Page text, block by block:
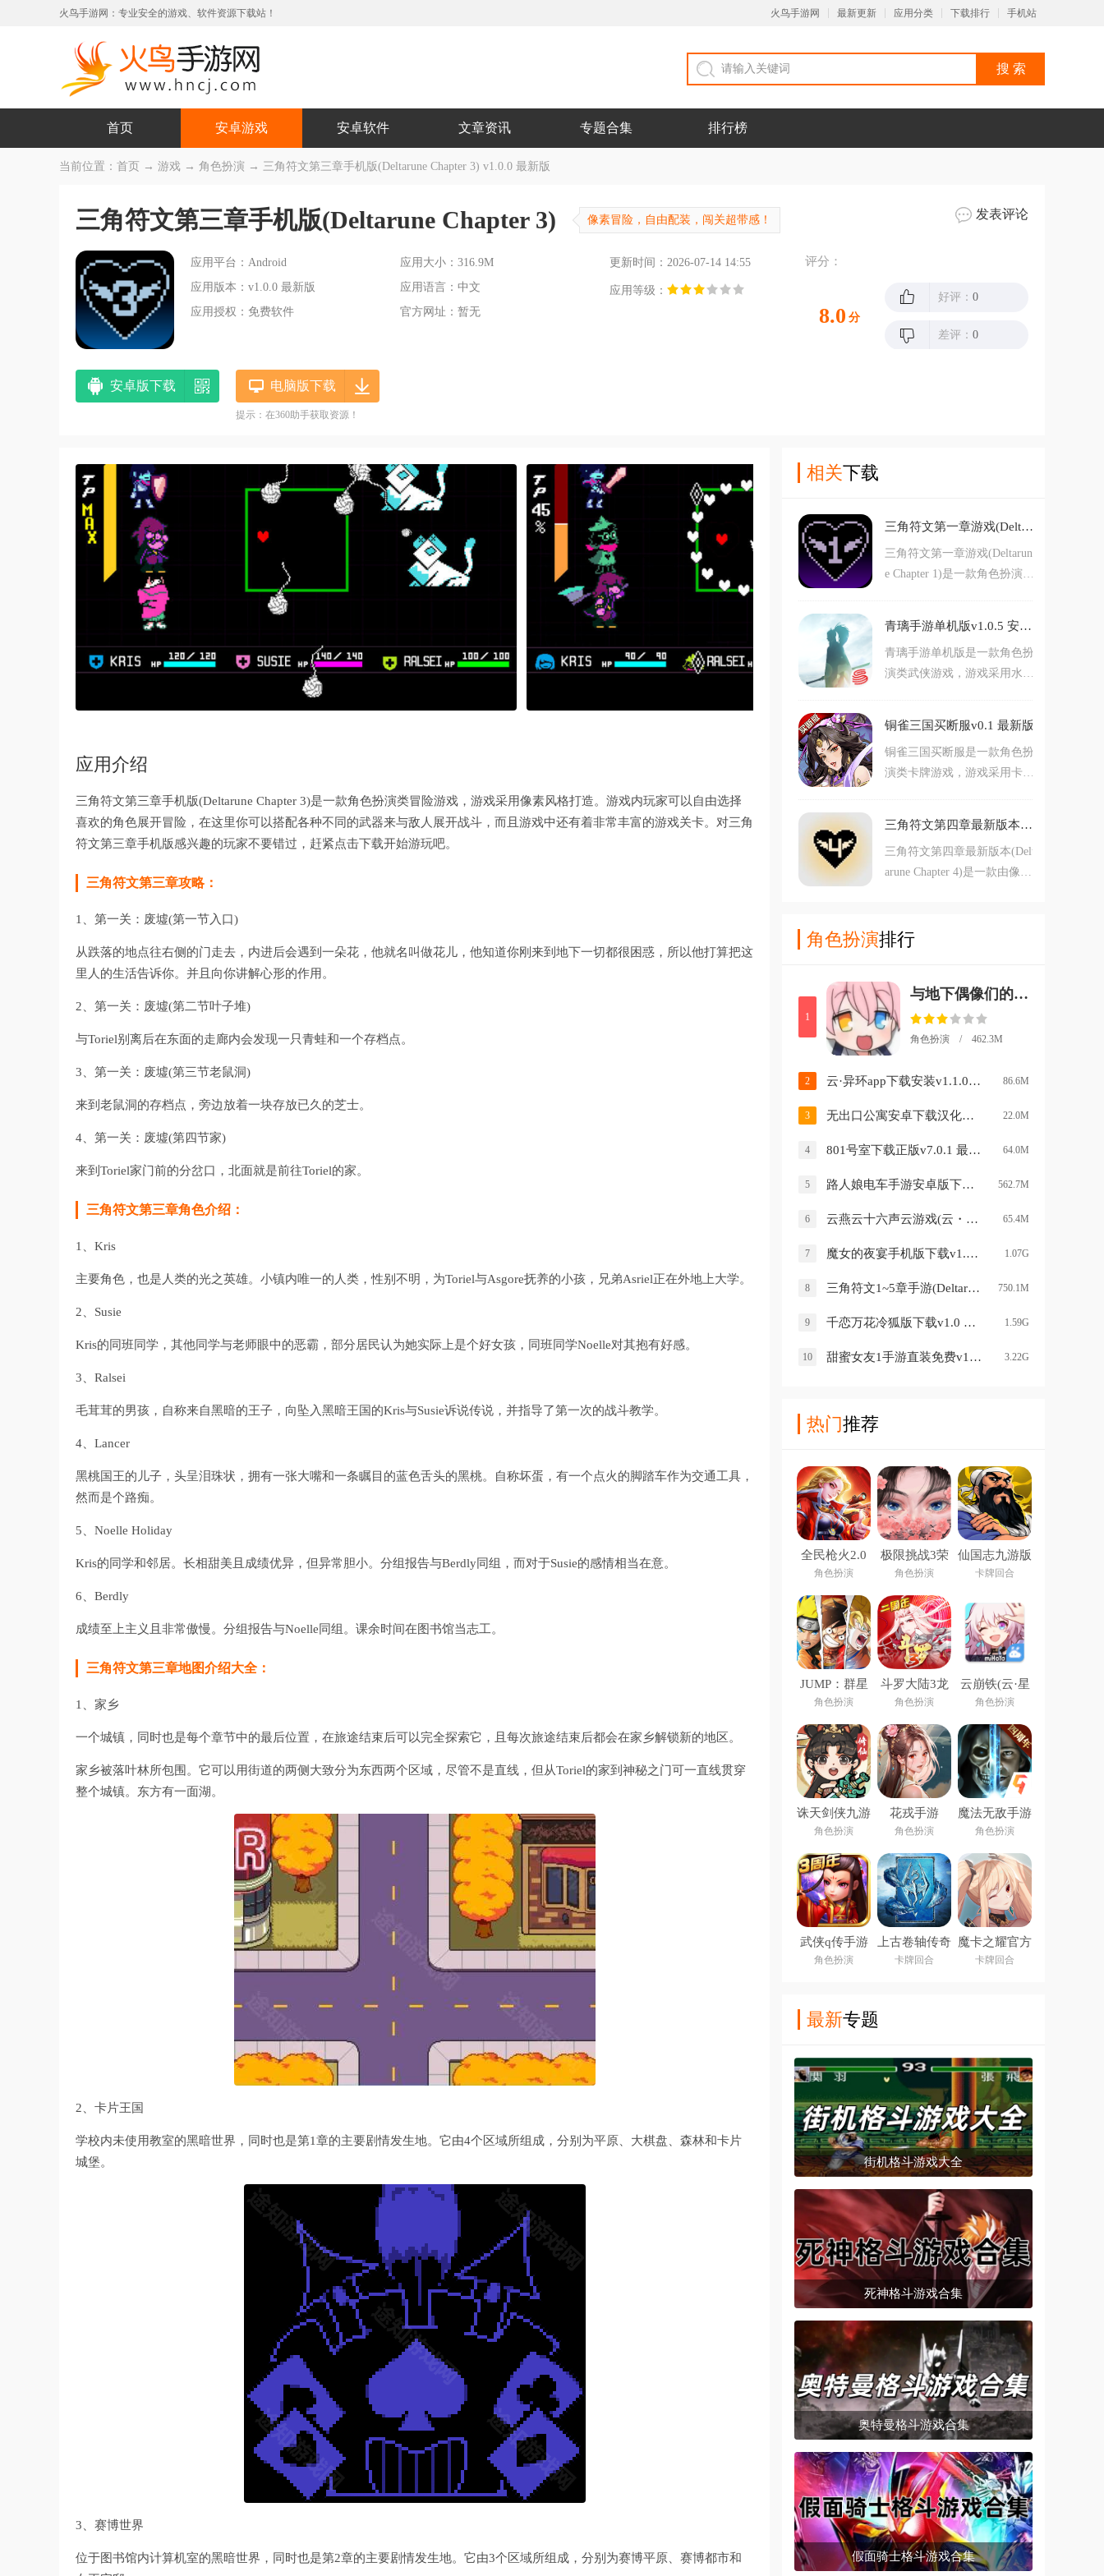
火鸟手游网：专业安全的游戏、软件资源下载站！ 火鸟手游网 最新更新 应用分类 下载排行 手机站
首页 安卓游戏 安卓软件 文章资讯 专题合集 排行榜
当前位置： 首页 → 游戏 → 角色扮演 → 三角符文第三章手机版(Deltarune Chapter 3) v1.0.0 最新版
三角符文第三章手机版(Deltarune Chapter 3) 像素冒险，自由配装，闯关超带感！ 发表评论
应用平台：Android 应用大小：316.9M
更新时间：2026-07-14 14:55
应用版本：v1.0.0 最新版
应用语言：中文
应用等级：
应用授权：免费软件
官方网址：暂无
评分：
8.0 分
好评： 0
差评： 0
安卓版下载 电脑版下载
提示：在360助手获取资源！
应用介绍
三角符文第三章手机版(Deltarune Chapter 3)是一款角色扮演类冒险游戏，游戏采用像素风格打造。游戏内玩家可以自由选择
喜欢的角色展开冒险，在这里你可以搭配各种不同的武器来与敌人展开战斗，而且游戏中还有着非常丰富的游戏关卡。对三角
符文第三章手机版感兴趣的玩家不要错过，赶紧点击下载开始游玩吧。
三角符文第三章攻略：
1、第一关：废墟(第一节入口)
从跌落的地点往右侧的门走去，内进后会遇到一朵花，他就名叫做花儿，他知道你刚来到地下一切都很困惑，所以他打算把这
里人的生活告诉你。并且向你讲解心形的作用。
2、第一关：废墟(第二节叶子堆)
与Toriel别离后在东面的走廊内会发现一只青蛙和一个存档点。
3、第一关：废墟(第三节老鼠洞)
来到老鼠洞的存档点，旁边放着一块存放已久的芝士。
4、第一关：废墟(第四节家)
来到Toriel家门前的分岔口，北面就是前往Toriel的家。
三角符文第三章角色介绍：
1、Kris
主要角色，也是人类的光之英雄。小镇内唯一的人类，性别不明，为Toriel与Asgore抚养的小孩，兄弟Asriel正在外地上大学。
2、Susie
Kris的同班同学，其他同学与老师眼中的恶霸，部分居民认为她实际上是个好女孩，同班同学Noelle对其抱有好感。
3、Ralsei
毛茸茸的男孩，自称来自黑暗的王子，向坠入黑暗王国的Kris与Susie诉说传说，并指导了第一次的战斗教学。
4、Lancer
黑桃国王的儿子，头呈泪珠状，拥有一张大嘴和一条瞩目的蓝色舌头的黑桃。自称坏蛋，有一个点火的脚踏车作为交通工具，
然而是个路痴。
5、Noelle Holiday
Kris的同学和邻居。长相甜美且成绩优异，但异常胆小。分组报告与Berdly同组，而对于Susie的感情相当在意。
6、Berdly
成绩至上主义且非常傲慢。分组报告与Noelle同组。课余时间在图书馆当志工。
三角符文第三章地图介绍大全：
1、家乡
一个城镇，同时也是每个章节中的最后位置，在旅途结束后可以完全探索它，且每次旅途结束后都会在家乡解锁新的地区。
家乡被落叶林所包围。它可以用街道的两侧大致分为东西两个区域，尽管不是直线，但从Toriel的家到神秘之门可一直线贯穿
整个城镇。东方有一面湖。
2、卡片王国
学校内未使用教室的黑暗世界，同时也是第1章的主要剧情发生地。它由4个区域所组成，分别为平原、大棋盘、森林和卡片
城堡。
3、赛博世界
位于图书馆内计算机室的黑暗世界，同时也是第2章的主要剧情发生地。它由3个区域所组成，分别为赛博平原、赛博都市和
相关下载
三角符文第一章游戏(Deltarune Chapter 1)v1.0.0 最新版
三角符文第一章游戏(Deltarun
e Chapter 1)是一款角色扮演类
奇异的世界，在这里你将展开
一段传奇冒险，而且游戏中还
有着十分丰富的游戏剧情。对
e Chapter 1)感兴趣的玩家不要
吧。
青璃手游单机版v1.0.5 安卓版
青璃手游单机版是一款角色扮
演类武侠游戏，游戏采用水墨
的爱人展开一场逃亡之旅，游
戏中有着非常丰富的剧情以及
新颖的玩法。对青璃手游单机
紧点击下载开始游玩吧。
铜雀三国买断服v0.1 最新版
铜雀三国买断服是一款角色扮
演类卡牌游戏，游戏采用卡通
代，在这里你可以自由收集各
种武将，带领他们重温三国时
代的经典名场面，而且游戏中
家不要错过，赶紧点击下载开
三角符文第四章最新版本(Deltarune Chapter 4)v1.0.0 安卓版
三角符文第四章最新版本(Delt
arune Chapter 4)是一款由像素
内容，第四章将会延续游戏的
界，对其的探索也会更加的深
入，玩家还可以遇到新角色，
例如神秘的符文守护者，还有
全新的任务和挑战，快来下载
体验吧。
角色扮演排行
1
与地下偶像们的合宿生活手游v1.0.4 中文版
角色扮演 / 462.3M
2 云·异环app下载安装v1.1.0 最新版 86.6M
3 无出口公寓安卓下载汉化版2026v1.5.0 中文版 22.0M
4 801号室下载正版v7.0.1 最新版 64.0M
5 路人娘电车手游安卓版下载v1.0.0 最新版 562.7M
6 云燕云十六声云游戏(云・燕云十六声)v1.2.3 安卓版 65.4M
7 魔女的夜宴手机版下载v1.0 安卓版 1.07G
8 三角符文1~5章手游(Deltarune)v6.0.0 安卓版 750.1M
9 千恋万花冷狐版下载v1.0 手机版 1.59G
10 甜蜜女友1手游直装免费v1.0 安卓版 3.22G
热门推荐
全民枪火2.0
手游
角色扮演
极限挑战3荣
耀之战手游
角色扮演
仙国志九游版
卡牌回合
JUMP：群星
集结下载安装
角色扮演
斗罗大陆3龙
王传说官方版
角色扮演
云崩铁(云·星
穹铁道)
角色扮演
诛天剑侠九游
版
角色扮演
花戎手游
角色扮演
魔法无敌手游
角色扮演
武侠q传手游
角色扮演
上古卷轴传奇
九游版
卡牌回合
魔卡之耀官方
版
卡牌回合
最新专题
街机格斗游戏大全
死神格斗游戏合集
奥特曼格斗游戏合集
假面骑士格斗游戏合集